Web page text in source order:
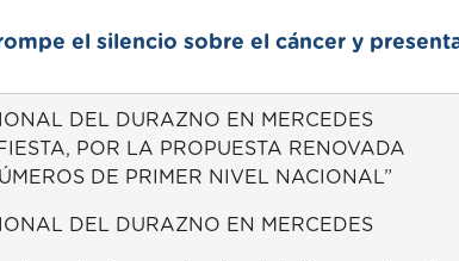
el silencio sobre el cáncer y
DEL DURAZNO EN MERCEDES
POR LA PROPUESTA RENOVADA
DE PRIMER NIVEL NACIONAL”
DEL DURAZNO EN MERCEDES